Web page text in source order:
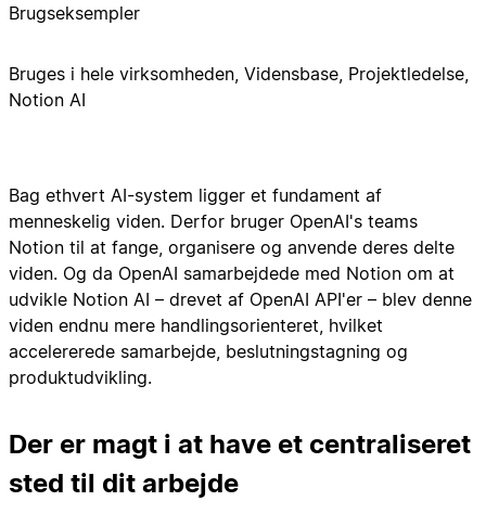
Bag ethvert AI-system ligger et fundament af
menneskelig viden. Derfor bruger OpenAI's teams
Notion til at fange, organisere og anvende deres delte
viden. Og da OpenAI samarbejdede med Notion om at
udvikle Notion AI – drevet af OpenAI API'er – blev denne
viden endnu mere handlingsorienteret, hvilket
accelererede samarbejde, beslutningstagning og
produktudvikling.
Der er magt i at have et centraliseret
sted til dit arbejde
Brugseksempler
Bruges i hele virksomheden, Vidensbase, Projektledelse,
Notion AI